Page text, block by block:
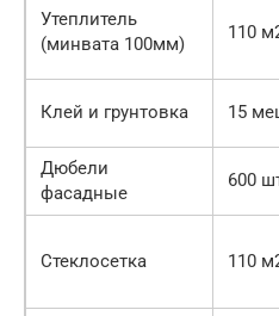
Утеплитель
(минвата 100мм)
110
Клей и грунтовка 15
Дюбели
фасадные
600
Стеклосетка 110